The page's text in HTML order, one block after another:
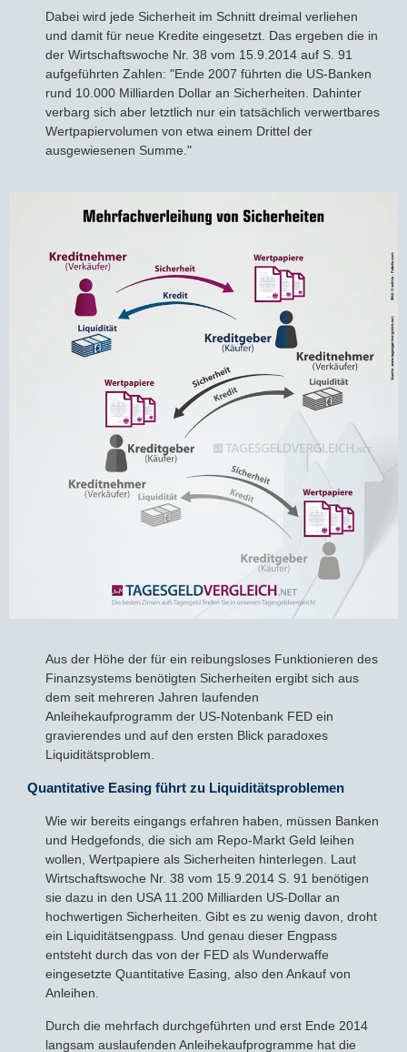
Dabei wird jede Sicherheit im Schnitt dreimal verliehen
und damit für neue Kredite eingesetzt. Das ergeben die in
der Wirtschaftswoche Nr. 38 vom 15.9.2014 auf S. 91
aufgeführten Zahlen: "Ende 2007 führten die US-Banken
rund 10.000 Milliarden Dollar an Sicherheiten. Dahinter
verbarg sich aber letztlich nur ein tatsächlich verwertbares
Wertpapiervolumen von etwa einem Drittel der
ausgewiesenen Summe."
Aus der Höhe der für ein reibungsloses Funktionieren des
Finanzsystems benötigten Sicherheiten ergibt sich aus
dem seit mehreren Jahren laufenden
Anleihekaufprogramm der US-Notenbank FED ein
gravierendes und auf den ersten Blick paradoxes
Liquiditätsproblem.
Quantitative Easing führt zu Liquiditätsproblemen
Wie wir bereits eingangs erfahren haben, müssen Banken
und Hedgefonds, die sich am Repo-Markt Geld leihen
wollen, Wertpapiere als Sicherheiten hinterlegen. Laut
Wirtschaftswoche Nr. 38 vom 15.9.2014 S. 91 benötigen
sie dazu in den USA 11.200 Milliarden US-Dollar an
hochwertigen Sicherheiten. Gibt es zu wenig davon, droht
ein Liquiditätsengpass. Und genau dieser Engpass
entsteht durch das von der FED als Wunderwaffe
eingesetzte Quantitative Easing, also den Ankauf von
Anleihen.
Durch die mehrfach durchgeführten und erst Ende 2014
langsam auslaufenden Anleihekaufprogramme hat die